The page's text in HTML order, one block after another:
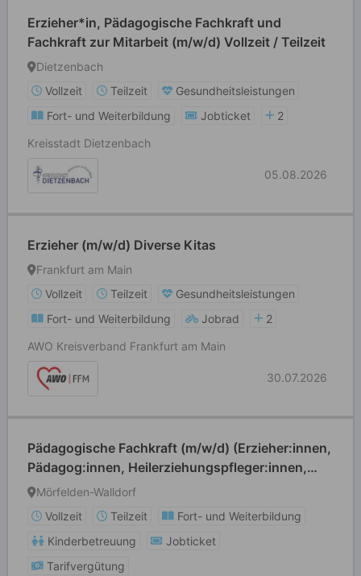
Erzieher*in, Pädagogische Fachkraft und
Fachkraft zur Mitarbeit (m/w/d) Vollzeit / Teilzeit
Dietzenbach
Vollzeit
Teilzeit
Gesundheitsleistungen
Fort- und Weiterbildung
Jobticket
2
Kreisstadt Dietzenbach
05.08.2026
Erzieher (m/w/d) Diverse Kitas
Frankfurt am Main
Vollzeit
Teilzeit
Gesundheitsleistungen
Fort- und Weiterbildung
Jobrad
2
AWO Kreisverband Frankfurt am Main
30.07.2026
Pädagogische Fachkraft (m/w/d) (Erzieher:innen,
Pädagog:innen, Heilerziehungspfleger:innen,
Grund- und Förderschullehrer:innen o. ä.)
Mörfelden-Walldorf
Vollzeit
Teilzeit
Fort- und Weiterbildung
Kinderbetreuung
Jobticket
Tarifvergütung